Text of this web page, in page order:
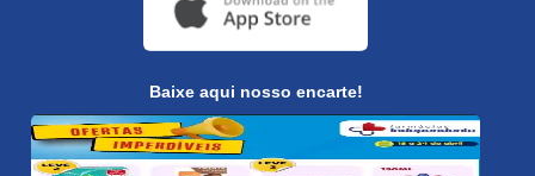
Baixe aqui nosso encarte!